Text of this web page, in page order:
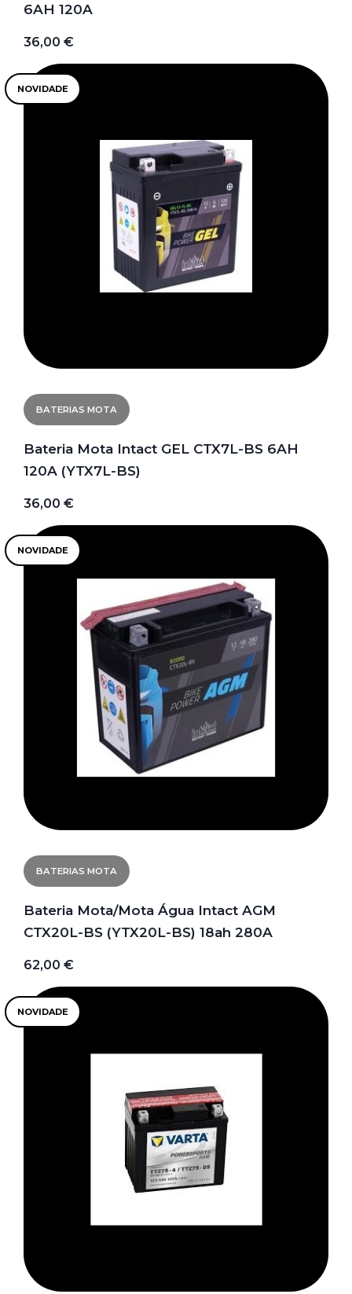
6AH 120A
36,00 €
NOVIDADE
BATERIAS MOTA
Bateria Mota Intact GEL CTX7L-BS 6AH
120A (YTX7L-BS)
36,00 €
NOVIDADE
BATERIAS MOTA
Bateria Mota/Mota Água Intact AGM
CTX20L-BS (YTX20L-BS) 18ah 280A
62,00 €
NOVIDADE